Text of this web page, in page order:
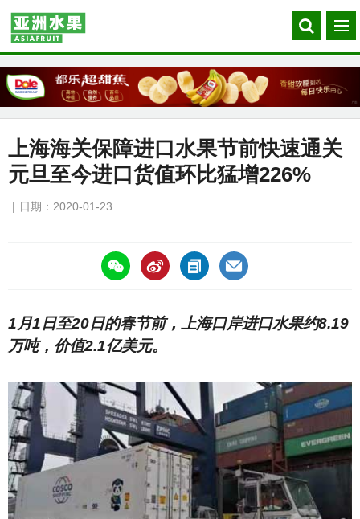
Search
our
菜
单
上海海关保障进口水果节前快速通关
元旦至今进口货值环比猛增226%
日期：2020-01-23
https://asiafruitchina.net/19125.html
1月1日至20日的春节前，上海口岸进口水果约8.19
万吨，价值2.1亿美元。